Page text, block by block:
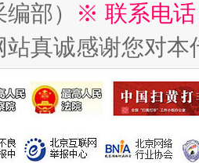
罪" "炒
部）
※ 联系电
站真诚感谢您对